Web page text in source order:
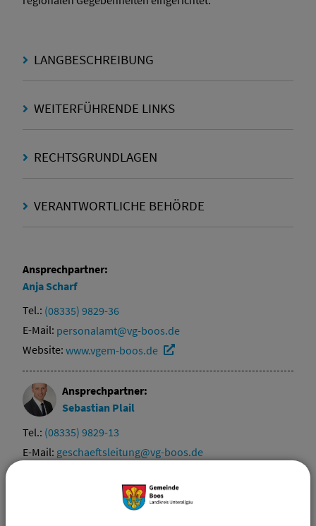
LANGBESCHREIBUNG
WEITERFÜHRENDE LINKS
RECHTSGRUNDLAGEN
VERANTWORTLICHE BEHÖRDE
Ansprechpartner:
AnjaScharf
Tel.: (08335) 9829-36
E-Mail: personalamt@vg-boos.de
Website: www.vgem-boos.de
Ansprechpartner:
Sebastian Plail
Tel.: (08335) 9829-13
E-Mail: geschaeftsleitung@vg-boos.de